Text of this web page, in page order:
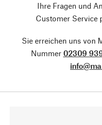
Ihre Fragen und
Customer Service
Sie erreichen uns von
Nummer 02309